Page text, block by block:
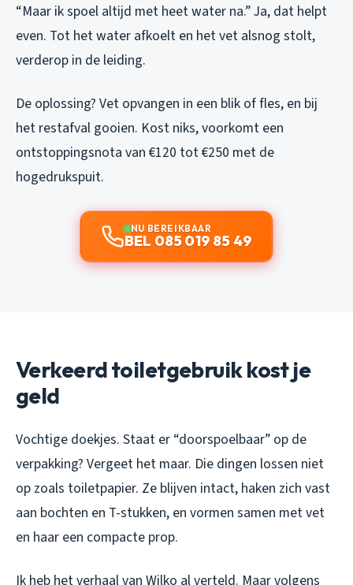
“Maar ik spoel altijd met heet water na.” Ja, dat helpt
even. Tot het water afkoelt en het vet alsnog stolt,
verderop in de leiding.
De oplossing? Vet opvangen in een blik of fles, en bij
het restafval gooien. Kost niks, voorkomt een
ontstoppingsnota van €120 tot €250 met de
hogedrukspuit.
NU BEREIKBAAR
BEL 085 019 85 49
Verkeerd toiletgebruik kost je
geld
Vochtige doekjes. Staat er “doorspoelbaar” op de
verpakking? Vergeet het maar. Die dingen lossen niet
op zoals toiletpapier. Ze blijven intact, haken zich vast
aan bochten en T-stukken, en vormen samen met vet
en haar een compacte prop.
Ik heb het verhaal van Wilko al verteld. Maar volgens